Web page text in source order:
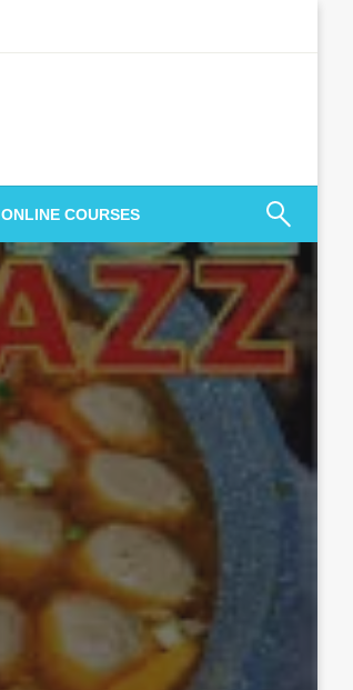
ONLINE COURSES